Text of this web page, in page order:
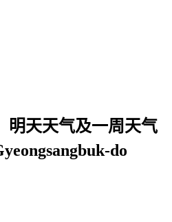
天天气及一周天气
do